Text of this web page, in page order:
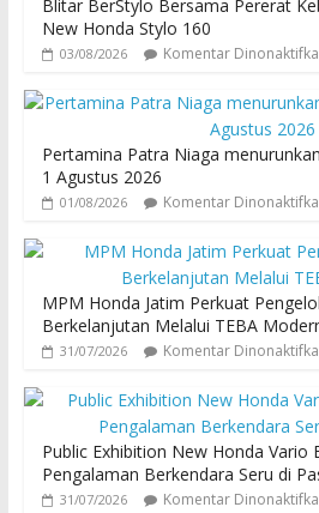
Blitar BerStylo Bersama Pererat
New Honda Stylo 160
03/08/2026 Komentar
Pertamina Patra Niaga
1 Agustus 2026
01/08/2026 Komentar
MPM Honda Jatim Perkuat
Berkelanjutan Melalui TEBA
31/07/2026 Komentar
Public Exhibition New Honda Vario
Pengalaman Berkendara Seru di
31/07/2026 Komentar